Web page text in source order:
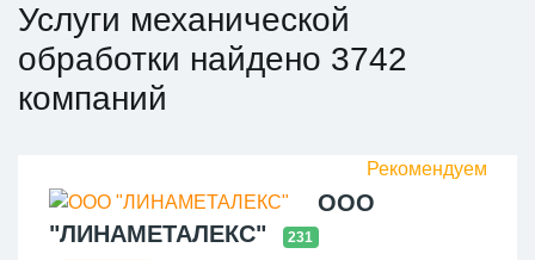
Услуги механической
обработки найдено 3742
компаний
ООО
"ЛИНАМЕТАЛЕКС"
231